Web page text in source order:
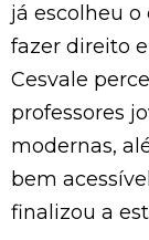
já escolheu o
fazer direito
Cesvale
professores
modernas,
bem
finalizou a